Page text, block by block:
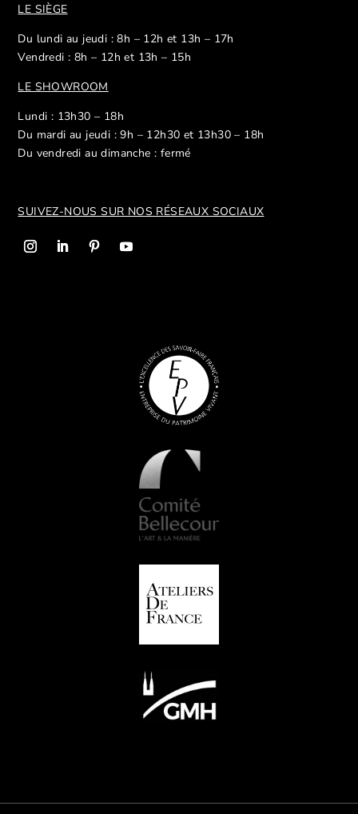
LE SIÈGE
Du lundi au jeudi : 8h – 12h et 13h – 17h
Vendredi : 8h – 12h et 13h – 15h
LE SHOWROOM
Lundi : 13h30 – 18h
Du mardi au jeudi : 9h – 12h30 et 13h30 – 18h
Du vendredi au dimanche : fermé
SUIVEZ-NOUS SUR NOS RÉSEAUX SOCIAUX